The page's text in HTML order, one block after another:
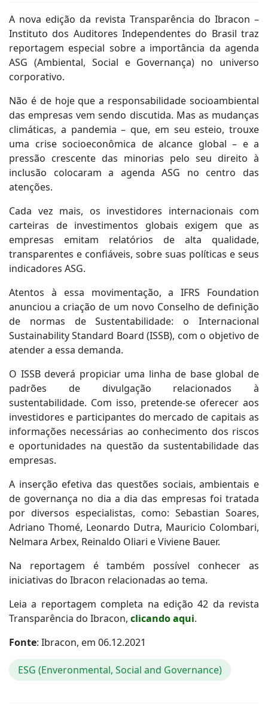
A nova edição da revista Transparência do Ibracon –
Instituto dos Auditores Independentes do Brasil traz
reportagem especial sobre a importância da agenda
ASG (Ambiental, Social e Governança) no universo
corporativo.
Não é de hoje que a responsabilidade socioambiental
das empresas vem sendo discutida. Mas as mudanças
climáticas, a pandemia – que, em seu esteio, trouxe
uma crise socioeconômica de alcance global – e a
pressão crescente das minorias pelo seu direito à
inclusão colocaram a agenda ASG no centro das
atenções.
Cada vez mais, os investidores internacionais com
carteiras de investimentos globais exigem que as
empresas emitam relatórios de alta qualidade,
transparentes e confiáveis, sobre suas políticas e seus
indicadores ASG.
Atentos à essa movimentação, a IFRS Foundation
anunciou a criação de um novo Conselho de definição
de normas de Sustentabilidade: o Internacional
Sustainability Standard Board (ISSB), com o objetivo de
atender a essa demanda.
O ISSB deverá propiciar uma linha de base global de
padrões de divulgação relacionados à
sustentabilidade. Com isso, pretende-se oferecer aos
investidores e participantes do mercado de capitais as
informações necessárias ao conhecimento dos riscos
e oportunidades na questão da sustentabilidade das
empresas.
A inserção efetiva das questões sociais, ambientais e
de governança no dia a dia das empresas foi tratada
por diversos especialistas, como: Sebastian Soares,
Adriano Thomé, Leonardo Dutra, Mauricio Colombari,
Nelmara Arbex, Reinaldo Oliari e Viviene Bauer.
Na reportagem é também possível conhecer as
iniciativas do Ibracon relacionadas ao tema.
Leia a reportagem completa na edição 42 da revista
Transparência do Ibracon, clicando aqui.
Fonte: Ibracon, em 06.12.2021
ESG (Enveronmental, Social and Governance)